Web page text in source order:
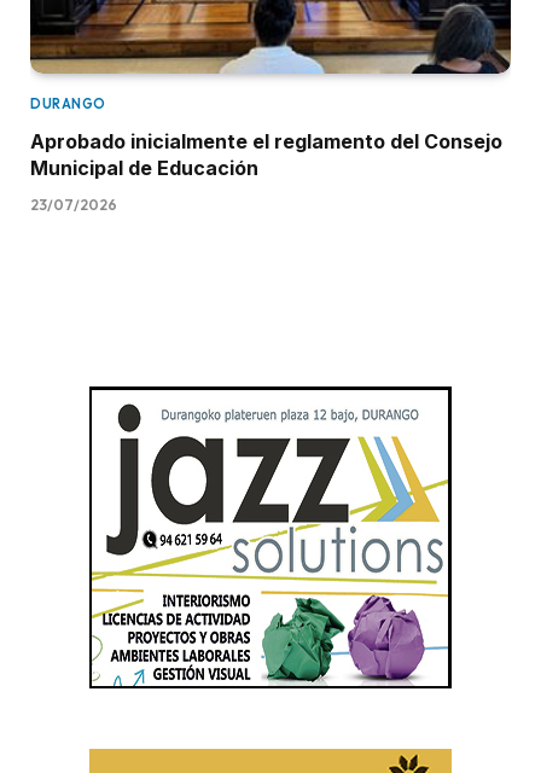
DURANGO
Aprobado inicialmente el reglamento del Consejo
Municipal de Educación
23/07/2026